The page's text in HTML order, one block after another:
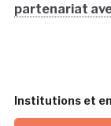
partenariat
Institutions et